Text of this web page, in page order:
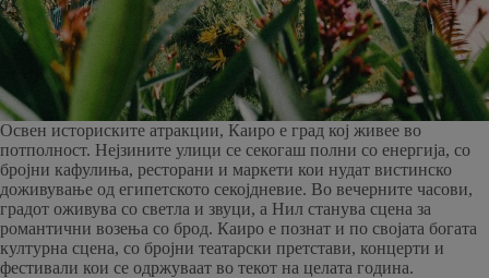
Освен историските атракции, Каиро е град кој живее во
потполност. Нејзините улици се секогаш полни со енергија, со
бројни кафулиња, ресторани и маркети кои нудат вистинско
доживување од египетското секојдневие. Во вечерните часови,
градот оживува со светла и звуци, а Нил станува сцена за
романтични возења со брод. Каиро е познат и по својата богата
културна сцена, со бројни театарски претстави, концерти и
фестивали кои се одржуваат во текот на целата година.